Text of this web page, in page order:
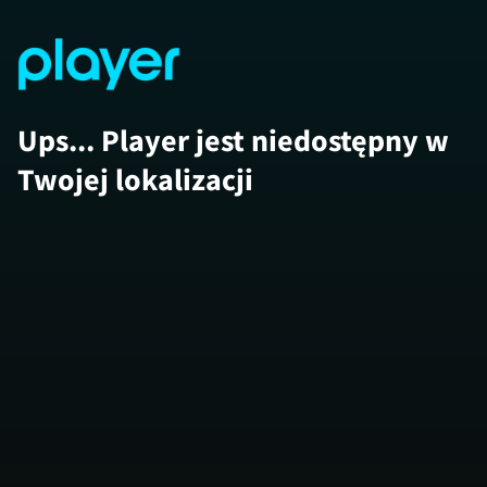
Ups... Player jest niedostępny w
Twojej lokalizacji